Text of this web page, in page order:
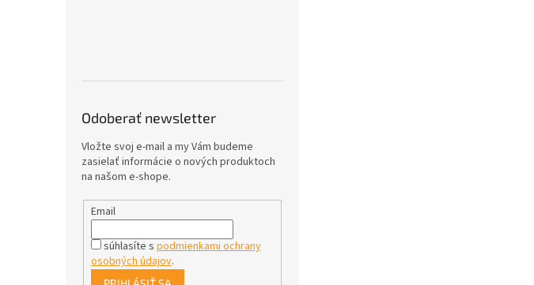
Odoberať newsletter
Vložte svoj e-mail a my Vám budeme
zasielať informácie o nových produktoch
na našom e-shope.
Email
súhlasíte s podmienkami ochrany
osobných údajov.